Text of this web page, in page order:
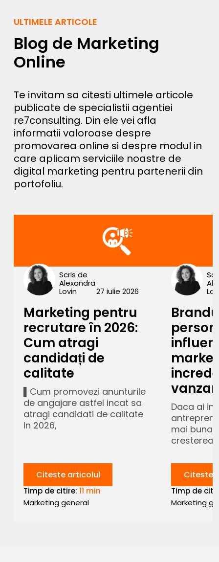
ULTIMELE ARTICOLE
Blog de Marketing
Online
Te invitam sa citesti ultimele articole
publicate de specialistii agentiei
re7consulting. Din ele vei afla
informatii valoroase despre
promovarea online si despre modul in
care aplicam serviciile noastre de
digital marketing pentru partenerii din
portofoliu.
Scris de
Alexandra
Lovin
27 iulie 2026
Marketing pentru
recrutare în 2026:
Cum atragi
candidați de
calitate
▌Cum promovezi anunturile
de angajare astfel incat sa
atragi candidati de calitate
In 2026,
Citeste articolul
Timp de citire:11 min
Marketing general
Daca ai
mai buna
cresterea
Citeste
Timp de
Marketing